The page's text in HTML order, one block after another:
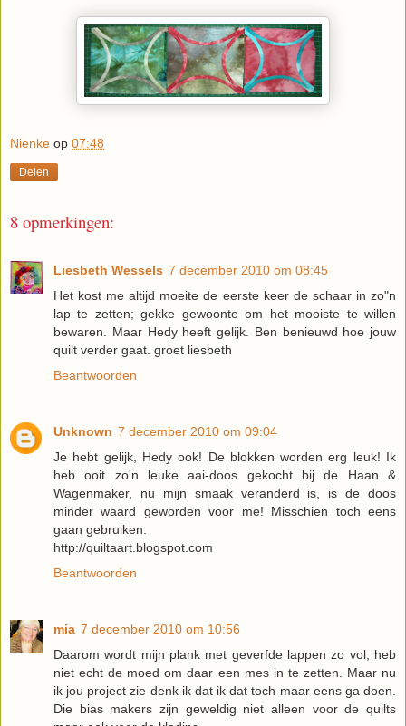
Nienke op 07:48
Delen
8 opmerkingen:
Liesbeth Wessels 7 december 2010 om 08:45
Het kost me altijd moeite de eerste keer de schaar in zo"n
lap te zetten; gekke gewoonte om het mooiste te willen
bewaren. Maar Hedy heeft gelijk. Ben benieuwd hoe jouw
quilt verder gaat. groet liesbeth
Beantwoorden
Unknown 7 december 2010 om 09:04
Je hebt gelijk, Hedy ook! De blokken worden erg leuk! Ik
heb ooit zo'n leuke aai-doos gekocht bij de Haan &
Wagenmaker, nu mijn smaak veranderd is, is de doos
minder waard geworden voor me! Misschien toch eens
gaan gebruiken.
http://quiltaart.blogspot.com
Beantwoorden
mia 7 december 2010 om 10:56
Daarom wordt mijn plank met geverfde lappen zo vol, heb
niet echt de moed om daar een mes in te zetten. Maar nu
ik jou project zie denk ik dat ik dat toch maar eens ga doen.
Die bias makers zijn geweldig niet alleen voor de quilts